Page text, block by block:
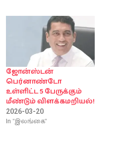
ஜோன்ஸ்டன்
பெர்னாண்டோ
உள்ளிட்ட 5 பேருக்கும்
மீண்டும் விளக்கமறியல்!
2026-03-20
In "இலங்கை"